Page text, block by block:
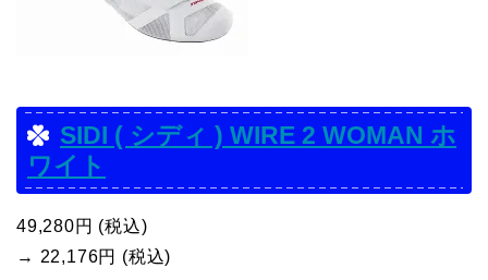
SIDI ( シディ ) WIRE 2 WOMAN ホ
ワイト
49,280円 (税込)
→ 22,176円 (税込)